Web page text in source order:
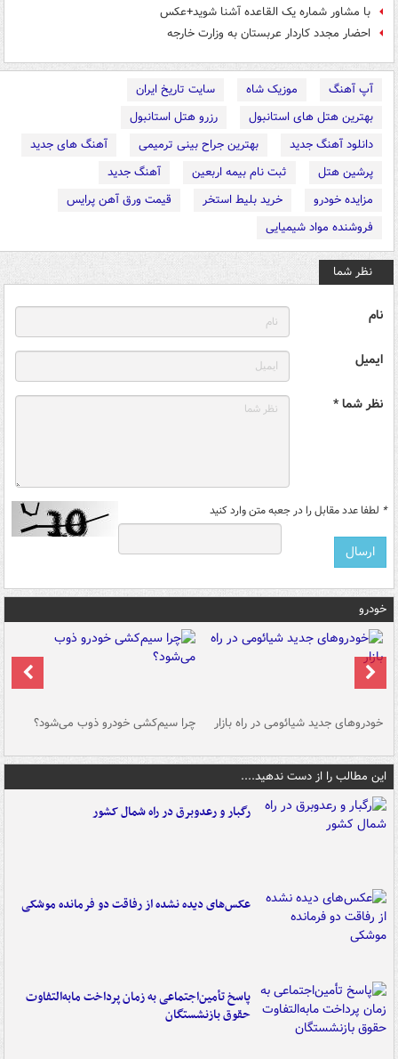
با مشاور شماره یک القاعده آشنا شوید+عکس
احضار مجدد کاردار عربستان به وزارت خارجه
آپ آهنگ موزیک شاه
سایت تاریخ ایران
بهترین هتل های استانبول
رزرو هتل استانبول
دانلود آهنگ جدید
بهترین جراح بینی ترمیمی
آهنگ های جدید
پرشین هتل
ثبت نام بیمه اربعین
آهنگ جدید
مزایده خودرو
خرید بلیط استخر
قیمت ورق آهن پرایس
فروشنده مواد شیمیایی
نظر شما
نام
ایمیل
نظر شما *
* لطفا عدد مقابل را در جعبه متن وارد کنید
خودرو
خودروهای جدید شیائومی در راه بازار چرا سیم‌کشی خودرو ذوب می‌شود؟
این مطالب را از دست ندهید....
رگبار و رعدوبرق در راه شمال کشور
عکس‌های دیده نشده از رفاقت دو فرمانده‌ موشکی
پاسخ تأمین‌اجتماعی به زمان پرداخت مابه‌التفاوت
حقوق بازنشستگان